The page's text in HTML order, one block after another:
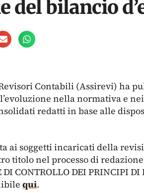
del bilancio
Contabili (Assirevi) ha
nella normativa e
redatti in base alle
ai soggetti incaricati della
titolo nel processo di
DI CONTROLLO DEI PRINCIPI DI
qui.